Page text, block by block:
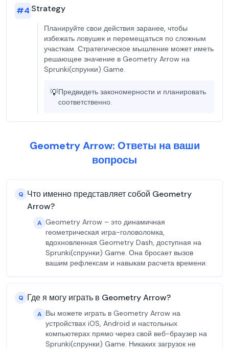
#4 Strategy
Планируйте свои действия заранее, чтобы
избежать ловушек и перемещаться по сложным
участкам. Стратегическое мышление может иметь
решающее значение в Geometry Arrow на
Sprunki(спрунки) Game.
💡Предвидеть закономерности и планировать
соответственно.
Geometry Arrow: Ответы на ваши
вопросы
Q Что именно представляет собой Geometry
Arrow?
A Geometry Arrow – это динамичная
геометрическая игра-головоломка,
вдохновленная Geometry Dash, доступная на
Sprunki(спрунки) Game. Она бросает вызов
вашим рефлексам и навыкам расчета времени.
Q Где я могу играть в Geometry Arrow?
A Вы можете играть в Geometry Arrow на
устройствах iOS, Android и настольных
компьютерах прямо через свой веб-браузер на
Sprunki(спрунки) Game. Никаких загрузок не